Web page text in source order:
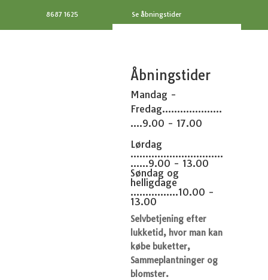
8687 1625 Se åbningstider
Åbningstider
Mandag -
Fredag....................
....9.00 - 17.00
Lørdag
...............................
......9.00 - 13.00
Søndag og
helligdage
................10.00 -
13.00
Selvbetjening efter
lukketid, hvor man kan
købe buketter,
Sammeplantninger og
blomster.